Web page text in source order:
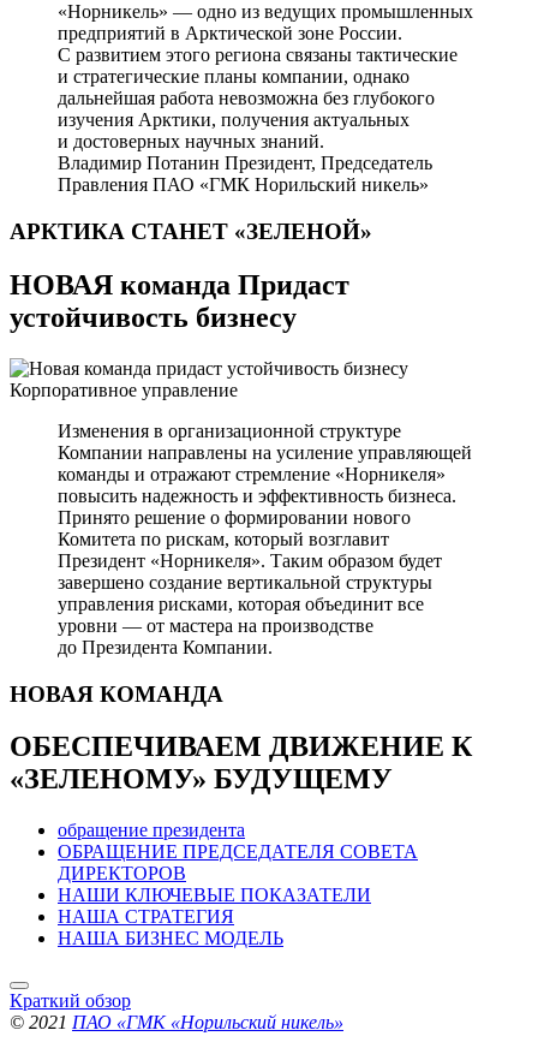
«Норникель» — одно из ведущих промышленных
предприятий в Арктической зоне России.
С развитием этого региона связаны тактические
и стратегические планы компании, однако
дальнейшая работа невозможна без глубокого
изучения Арктики, получения актуальных
и достоверных научных знаний.
Владимир Потанин Президент, Председатель
Правления ПАО «ГМК Норильский никель»
АРКТИКА СТАНЕТ «ЗЕЛЕНОЙ»
НОВАЯ команда Придаст
устойчивость бизнесу
Корпоративное управление
Изменения в организационной структуре
Компании направлены на усиление управляющей
команды и отражают стремление «Норникеля»
повысить надежность и эффективность бизнеса.
Принято решение о формировании нового
Комитета по рискам, который возглавит
Президент «Норникеля». Таким образом будет
завершено создание вертикальной структуры
управления рисками, которая объединит все
уровни — от мастера на производстве
до Президента Компании.
НОВАЯ КОМАНДА
ОБЕСПЕЧИВАЕМ ДВИЖЕНИЕ К
«ЗЕЛЕНОМУ» БУДУЩЕМУ
обращение президента
ОБРАЩЕНИЕ ПРЕДСЕДАТЕЛЯ СОВЕТА
ДИРЕКТОРОВ
НАШИ КЛЮЧЕВЫЕ ПОКАЗАТЕЛИ
НАША СТРАТЕГИЯ
НАША БИЗНЕС МОДЕЛЬ
Краткий обзор
© 2021 ПАО «ГМК «Норильский никель»